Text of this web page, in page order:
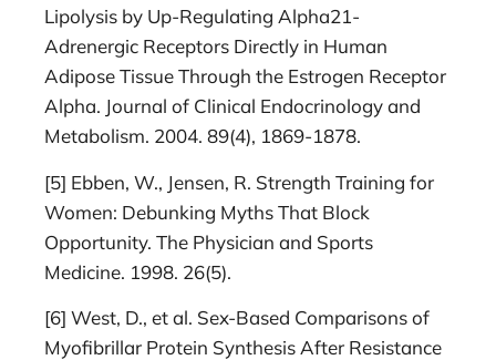
Lipolysis by Up-Regulating Alpha21-
Adrenergic Receptors Directly in Human
Adipose Tissue Through the Estrogen Receptor
Alpha. Journal of Clinical Endocrinology and
Metabolism. 2004. 89(4), 1869-1878.
[5] Ebben, W., Jensen, R. Strength Training for
Women: Debunking Myths That Block
Opportunity. The Physician and Sports
Medicine. 1998. 26(5).
[6] West, D., et al. Sex-Based Comparisons of
Myofibrillar Protein Synthesis After Resistance